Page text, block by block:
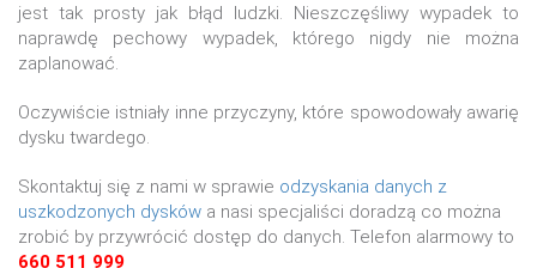
jest tak prosty jak błąd ludzki. Nieszczęśliwy wypadek to
naprawdę pechowy wypadek, którego nigdy nie można
zaplanować.
Oczywiście istniały inne przyczyny, które spowodowały awarię
dysku twardego.
Skontaktuj się z nami w sprawie odzyskania danych z
uszkodzonych dysków a nasi specjaliści doradzą co można
zrobić by przywrócić dostęp do danych. Telefon alarmowy to
660 511 999